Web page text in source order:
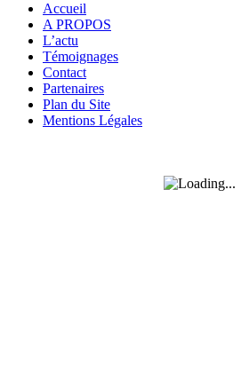
Accueil
A PROPOS
L’actu
Témoignages
Contact
Partenaires
Plan du Site
Mentions Légales